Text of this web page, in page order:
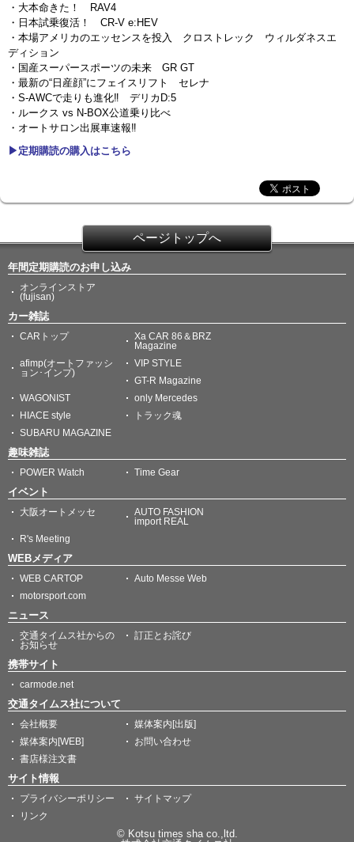
・大本命きた！ RAV4
・日本試乗復活！ CR-V e:HEV
・本場アメリカのエッセンスを投入 クロストレック ウィルダネスエ
ディション
・国産スーパースポーツの未来 GR GT
・最新の“日産顔”にフェイスリフト セレナ
・S-AWCで走りも進化‼︎ デリカD:5
・ルークス vs N-BOX公道乗り比べ
・オートサロン出展車速報‼︎
▶定期購読の購入はこちら
ページトップへ
年間定期購読のお申し込み
オンラインストア
(fujisan)
カー雑誌
CARトップ
Xa CAR 86＆BRZ
Magazine
afimp(オートファッシ
ョン･インプ)
VIP STYLE
GT-R Magazine
WAGONIST
only Mercedes
HIACE style
トラック魂
SUBARU MAGAZINE
趣味雑誌
POWER Watch Time Gear
イベント
大阪オートメッセ
AUTO FASHION
import REAL
R's Meeting
WEBメディア
WEB CARTOP
Auto Messe Web
motorsport.com
ニュース
交通タイムス社からの
お知らせ
訂正とお詫び
携帯サイト
carmode.net
交通タイムス社について
会社概要
媒体案内[出版]
媒体案内[WEB]
お問い合わせ
書店様注文書
サイト情報
プライバシーポリシー
サイトマップ
リンク
© Kotsu times sha co.,ltd.